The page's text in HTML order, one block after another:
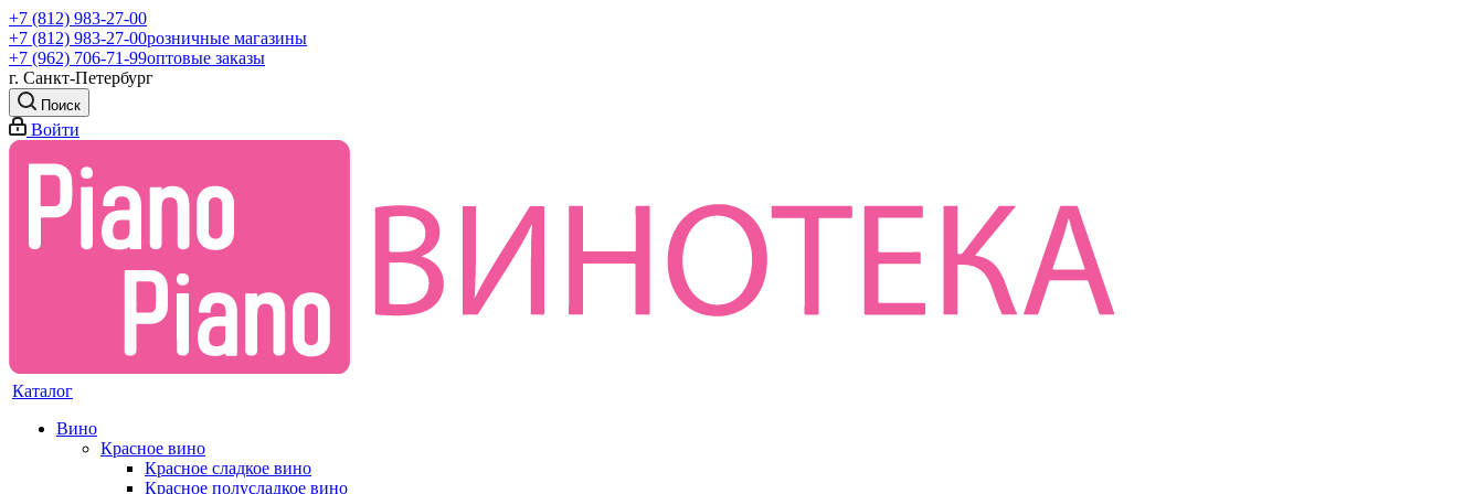
+7 (812) 983-27-00
+7 (812) 983-27-00розничные магазины
+7 (962) 706-71-99оптовые заказы
г. Санкт-Петербург
Поиск
Войти
Каталог
Вино
Красное вино
Красное сладкое вино
Красное полусладкое вино